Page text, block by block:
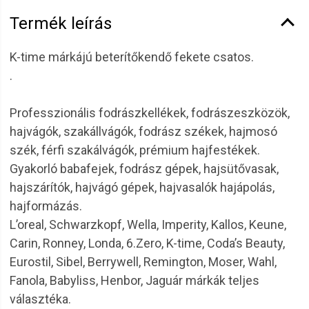
Termék leírás
K-time márkájú beterítőkendő fekete csatos.
.
Professzionális fodrászkellékek, fodrászeszközök,
hajvágók, szakállvágók, fodrász székek, hajmosó
szék, férfi szakálvágók, prémium hajfestékek.
Gyakorló babafejek, fodrász gépek, hajsütővasak,
hajszárítók, hajvágó gépek, hajvasalók hajápolás,
hajformázás.
L’oreal, Schwarzkopf, Wella, Imperity, Kallos, Keune,
Carin, Ronney, Londa, 6.Zero, K-time, Coda’s Beauty,
Eurostil, Sibel, Berrywell, Remington, Moser, Wahl,
Fanola, Babyliss, Henbor, Jaguár márkák teljes
választéka.